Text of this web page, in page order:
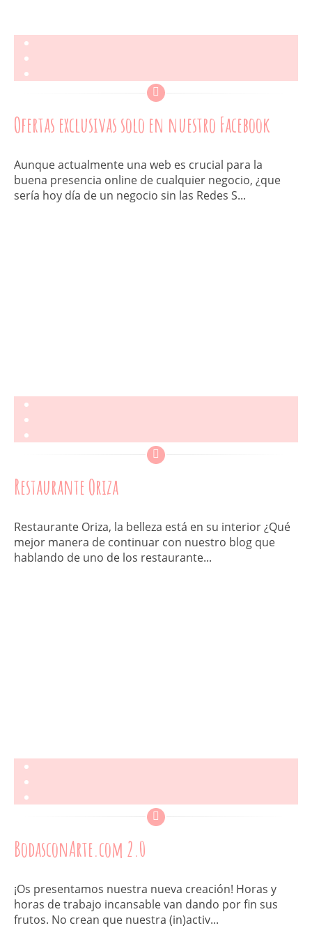
Ofertas exclusivas solo en nuestro Facebook
Aunque actualmente una web es crucial para la
buena presencia online de cualquier negocio, ¿que
sería hoy día de un negocio sin las Redes S...
Restaurante Oriza
Restaurante Oriza, la belleza está en su interior ¿Qué
mejor manera de continuar con nuestro blog que
hablando de uno de los restaurante...
BodasconArte.com 2.0
¡Os presentamos nuestra nueva creación! Horas y
horas de trabajo incansable van dando por fin sus
frutos. No crean que nuestra (in)activ...